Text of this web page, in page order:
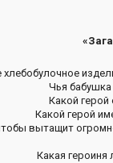
хлебобулочное
Чья бабушка
Какой
Какой герой
вытащит
Какая героиня